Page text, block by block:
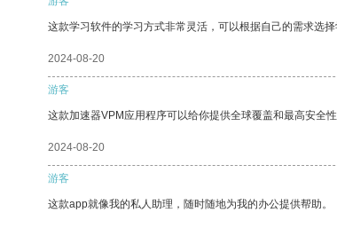
这款学习软件的学习方式非常灵活，可以根据自己的需求选
2024-08-20
游客
这款加速器VPM应用程序可以给你提供全球覆盖和最高安全性
2024-08-20
游客
这款app就像我的私人助理，随时随地为我的办公提供帮助。